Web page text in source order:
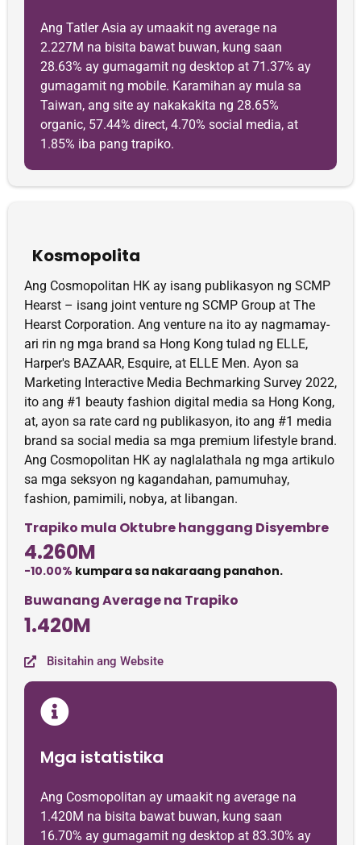
Ang Tatler Asia ay umaakit ng average na
2.227M na bisita bawat buwan, kung saan
28.63% ay gumagamit ng desktop at 71.37% ay
gumagamit ng mobile. Karamihan ay mula sa
Taiwan, ang site ay nakakakita ng 28.65%
organic, 57.44% direct, 4.70% social media, at
1.85% iba pang trapiko.
Kosmopolita
Ang Cosmopolitan HK ay isang publikasyon ng SCMP
Hearst – isang joint venture ng SCMP Group at The
Hearst Corporation. Ang venture na ito ay nagmamay-
ari rin ng mga brand sa Hong Kong tulad ng ELLE,
Harper's BAZAAR, Esquire, at ELLE Men. Ayon sa
Marketing Interactive Media Bechmarking Survey 2022,
ito ang #1 beauty fashion digital media sa Hong Kong,
at, ayon sa rate card ng publikasyon, ito ang #1 media
brand sa social media sa mga premium lifestyle brand.
Ang Cosmopolitan HK ay naglalathala ng mga artikulo
sa mga seksyon ng kagandahan, pamumuhay,
fashion, pamimili, nobya, at libangan.
Trapiko mula Oktubre hanggang Disyembre
4.260M
-10.00% kumpara sa nakaraang panahon.
Buwanang Average na Trapiko
1.420M
Bisitahin ang Website
Mga istatistika
Ang Cosmopolitan ay umaakit ng average na
1.420M na bisita bawat buwan, kung saan
16.70% ay gumagamit ng desktop at 83.30% ay